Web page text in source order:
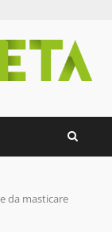
da masticare